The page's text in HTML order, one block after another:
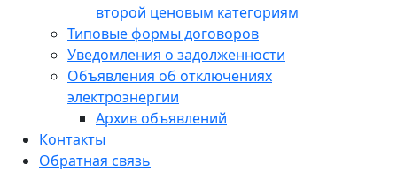
второй ценовым категориям
Типовые формы договоров
Уведомления о задолженности
Объявления об отключениях
электроэнергии
Архив объявлений
Контакты
Обратная связь